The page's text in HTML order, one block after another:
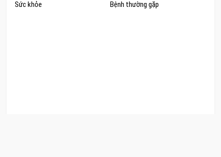
Sức khỏe Bệnh thường gặp